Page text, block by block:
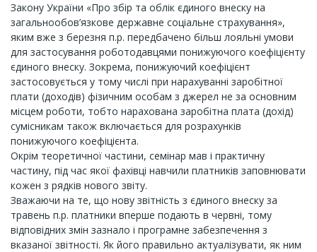
Закону України «Про збір та облік єдиного внеску на
загальнообов’язкове державне соціальне страхування»,
яким вже з березня п.р. передбачено більш лояльні умови
для застосування роботодавцями понижуючого коефіцієнту
єдиного внеску. Зокрема, понижуючий коефіцієнт
застосовується у тому числі при нарахуванні заробітної
плати (доходів) фізичним особам з джерел не за основним
місцем роботи, тобто нарахована заробітна плата (дохід)
сумісникам також включається для розрахунків
понижуючого коефіцієнта.
Окрім теоретичної частини, семінар мав і практичну
частину, під час якої фахівці навчили платників заповнювати
кожен з рядків нового звіту.
Зважаючи на те, що нову звітність з єдиного внеску за
травень п.р. платники вперше подають в червні, тому
відповідних змін зазнало і програмне забезпечення з
вказаної звітності. Як його правильно актуалізувати, як ним